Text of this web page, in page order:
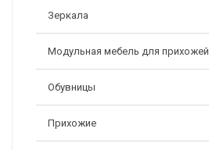
Зеркала
Модульная мебель для прихожей
Обувницы
Прихожие